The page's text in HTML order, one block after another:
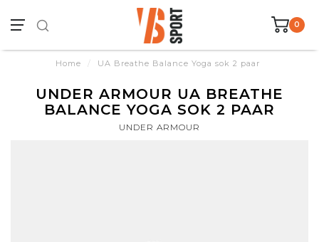
0
Home / UA Breathe Balance Yoga sok 2 paar
UNDER ARMOUR UA BREATHE
BALANCE YOGA SOK 2 PAAR
UNDER ARMOUR